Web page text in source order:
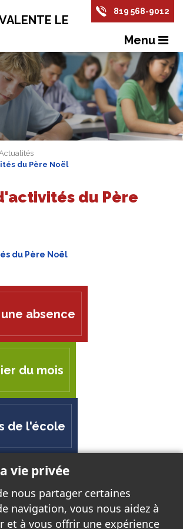
LE
819 568-9012
Menu
du Père Noël
du Père
du Père Noël
absence
du mois
de l'école
LE CARREFOUR
50 chemin de la Savane
Gatineau, QC J8T 3N2
vie privée
nous partager certaines
navigation, vous nous aidez à
et à vous offrir une expérience